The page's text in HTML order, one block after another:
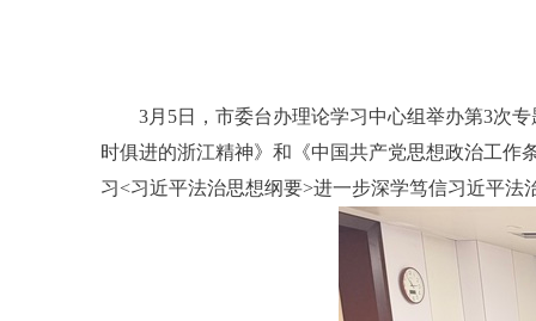
3月5日，市委台办理论学习中心组举办第3次
时俱进的浙江精神》和《中国共产党思想政治工作
习<习近平法治思想纲要>进一步深学笃信习近平